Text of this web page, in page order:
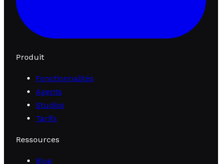
Produit
Fonctionnalités
Agents
Studios
Tarifs
Ressources
Blog